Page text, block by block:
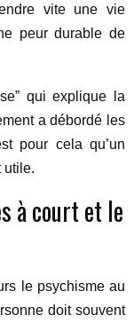
vite une vie
peur durable de
qui explique la
a débordé les
pour cela qu’un
utile.
à court et le
le psychisme au
doit souvent